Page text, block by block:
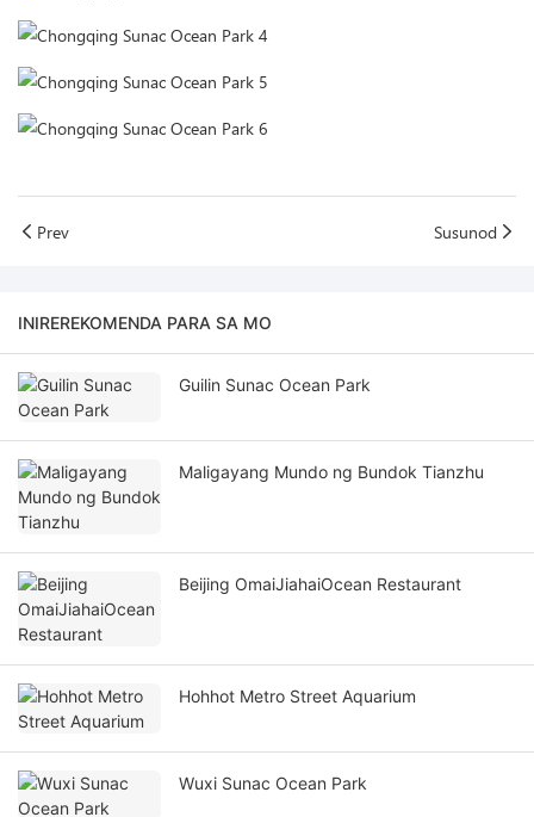
Prev Susunod
INIREREKOMENDA PARA SA MO
Guilin Sunac Ocean Park
Maligayang Mundo ng Bundok Tianzhu
Beijing OmaiJiahaiOcean Restaurant
Hohhot Metro Street Aquarium
Wuxi Sunac Ocean Park